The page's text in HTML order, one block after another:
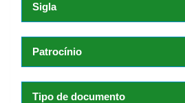
Sigla
Patrocínio
Tipo de documento